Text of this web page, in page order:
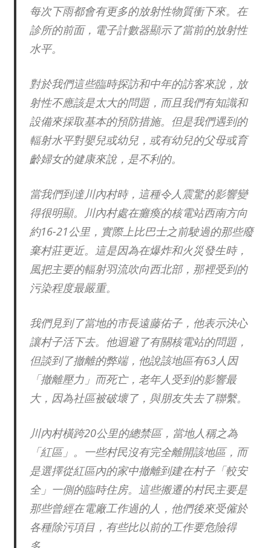
每次下雨都會有更多的放射性物質衝下來。在
診所的前面，電子計數器顯示了當前的放射性
水平。
對於我們這些臨時探訪和中年的訪客來說，放
射性不應該是太大的問題，而且我們有知識和
設備來採取基本的預防措施。但是我們遇到的
輻射水平對嬰兒或幼兒，或有幼兒的父母或育
齡婦女的健康來說，是不利的。
當我們到達川內村時，這種令人震驚的影響變
得很明顯。川內村處在癱瘓的核電站西南方向
約16-21公里，實際上比巴士之前駛過的那些廢
棄村莊更近。這是因為在爆炸和火災發生時，
風把主要的輻射羽流吹向西北部，那裡受到的
污染程度最嚴重。
我們見到了當地的市長遠藤佑子，他表示決心
讓村子活下去。他迴避了有關核電站的問題，
但談到了撤離的弊端，他說該地區有63人因
「撤離壓力」而死亡，老年人受到的影響最
大，因為社區被破壞了，與朋友失去了聯繫。
川內村橫跨20公里的總禁區，當地人稱之為
「紅區」。一些村民沒有完全離開該地區，而
是選擇從紅區內的家中撤離到建在村子「較安
全」一側的臨時住房。這些搬遷的村民主要是
那些曾經在電廠工作過的人，他們後來受僱於
各種除污項目，有些比以前的工作要危險得